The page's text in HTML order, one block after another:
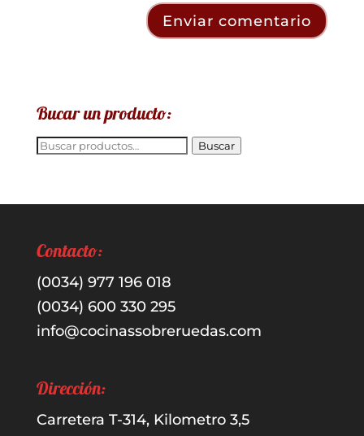
Bucar un producto:
Buscar
Buscar
Contacto:
(0034) 977 196 018
(0034) 600 330 295
info@cocinassobreruedas.com
Dirección:
Carretera T-314, Kilometro 3,5